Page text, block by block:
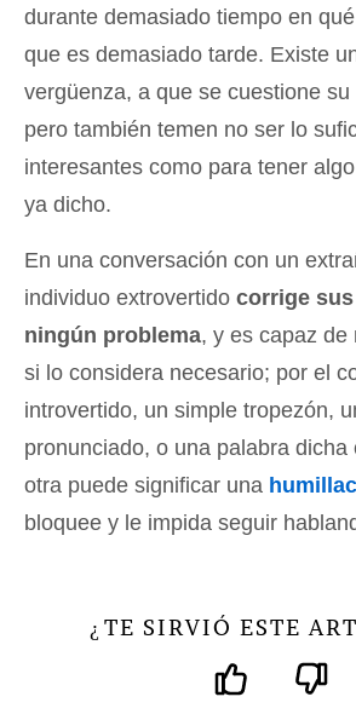
durante demasiado tiempo en
que es demasiado tarde. Existe
vergüenza, a que se cuestione su
pero también temen no ser lo
interesantes como para tener
ya dicho.
En una conversación con un
individuo extrovertido corrige
ningún problema, y es capaz de
si lo considera necesario; por el
introvertido, un simple tropezón,
pronunciado, o una palabra dicha
otra puede significar una
bloquee y le impida seguir
¿ TE SIRVIÓ ESTE